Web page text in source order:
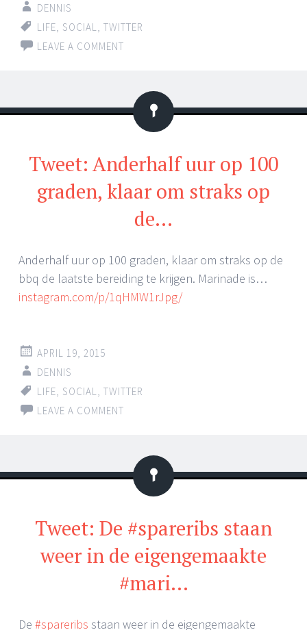
DENNIS
LIFE SOCIAL
TWITTER
LEAVE A COMMENT
Status
Tweet: Anderhalf uur op 100
graden, klaar om straks op
de…
Anderhalf uur op 100 graden, klaar om straks op de
bbq de laatste bereiding te krijgen. Marinade is…
instagram.com/p/1qHMW1rJpg/
APRIL 19, 2015
DENNIS
LIFE SOCIAL
TWITTER
LEAVE A COMMENT
Status
Tweet: De #spareribs staan
weer in de eigengemaakte
#mari…
De #spareribs staan weer in de eigengemaakte